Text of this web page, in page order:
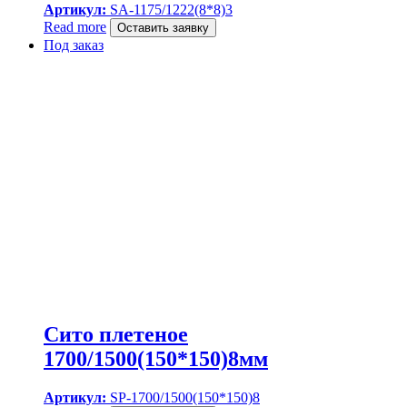
Артикул: SA-1175/1222(8*8)3
Read more
Оставить заявку
Под заказ
Сито плетеное
1700/1500(150*150)8мм
Артикул: SP-1700/1500(150*150)8